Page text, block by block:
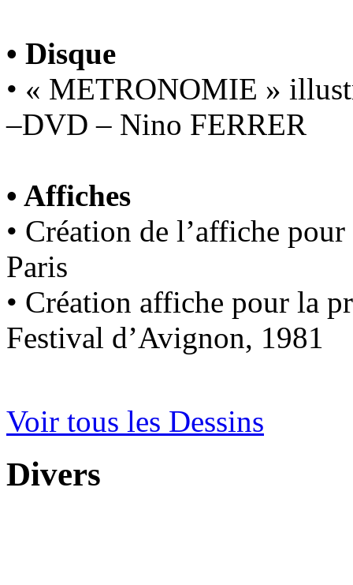
• Disque
• « METRONOMIE »
–DVD – Nino FERRER
• Affiches
• Création de l’affiche
Paris
• Création affiche pour la
Festival d’Avignon, 1981
Voir tous les Dessins
Divers